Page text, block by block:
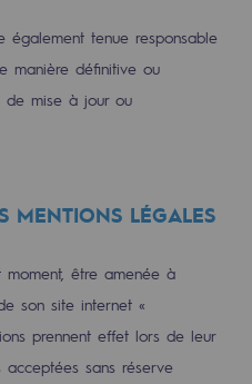
d'Intérêt H2 et
d’innovation
également tenue responsable
manière définitive ou
de mise à jour ou
MENTIONS LÉGALES
être amenée à
son site internet «
prennent effet lors de leur
sans réserve